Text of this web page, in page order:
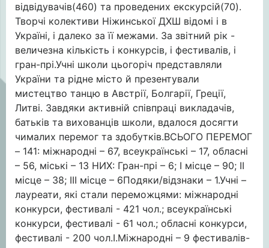
відвідувачів(460) та проведених екскурсій(70).
Творчі колективи Ніжинської ДХШ відомі і в
Україні, і далеко за її межами. За звітний рік -
величезна кількість і конкурсів, і фестивалів, і
гран-прі.Учні школи цьогоріч представляли
України та рідне місто й презентували
мистецтво танцю в Австрії, Болгарії, Греції,
Литві. Завдяки активній співпраці викладачів,
батьків та вихованців школи, вдалося досягти
чималих перемог та здобутків.ВСЬОГО ПЕРЕМОГ
– 141: міжнародні – 67, всеукраїнські – 17, обласні
– 56, міські – 1З НИХ: Гран-прі – 6; І місце – 90; ІІ
місце – 38; ІІІ місце – 6Подяки/відзнаки – 1.Учні –
лауреати, які стали переможцями: міжнародні
конкурси, фестивалі - 421 чол.; всеукраїнські
конкурси, фестивалі - 61 чол.; обласні конкурси,
фестивалі - 200 чол.I.Міжнародні – 9 фестивалів-